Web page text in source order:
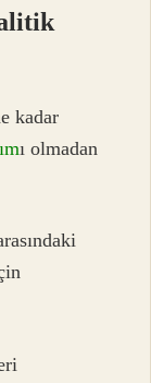
kadar
ı olmadan